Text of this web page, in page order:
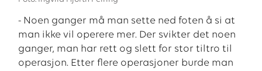
- Noen ganger må man sette ned foten å si at
man ikke vil operere mer. Der svikter det noen
ganger, man har rett og slett for stor tiltro til
operasjon. Etter flere operasjoner burde man